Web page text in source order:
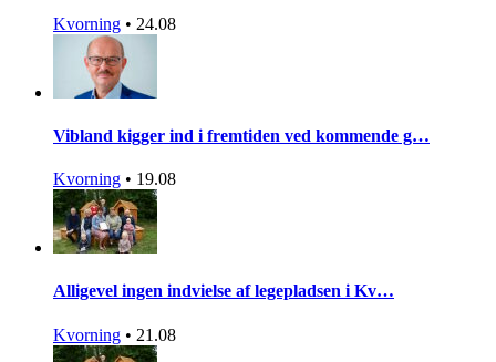
Kvorning • 24.08
Vibland kigger ind i fremtiden ved kommende g…
Kvorning • 19.08
Alligevel ingen indvielse af legepladsen i Kv…
Kvorning • 21.08